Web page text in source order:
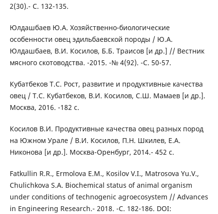
2(30).- С. 132-135.
Юлдашбаев Ю.А. Хозяйственно-биологические
особенности овец эдильбаевской породы / Ю.А.
Юлдашбаев, В.И. Косилов, Б.Б. Траисов [и др.] // Вестник
мясного скотоводства. -2015. -№ 4(92). -С. 50-57.
Кубатбеков Т.С. Рост, развитие и продуктивные качества
овец / Т.С. Кубатбеков, В.И. Косилов, С.Ш. Мамаев [и др.].
Москва, 2016. -182 с.
Косилов В.И. Продуктивные качества овец разных пород
на Южном Урале / В.И. Косилов, П.Н. Шкилев, Е.А.
Никонова [и др.]. Москва-Оренбург, 2014.- 452 с.
Fatkullin R.R., Ermolova E.M., Kosilov V.I., Matrosova Yu.V.,
Chulichkova S.A. Biochemical status of animal organism
under conditions of technogenic agroecosystem // Advances
in Engineering Research.- 2018. -С. 182-186. DOI: